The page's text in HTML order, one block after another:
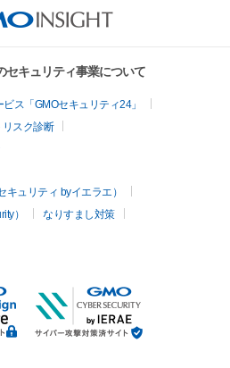
セキュリティ事業について
ス「GMOセキュリティ24」
スク診断
ュリティ byイエラエ）
）
なりすまし対策